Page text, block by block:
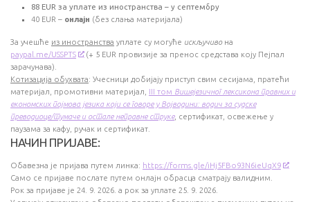
88 EUR за уплате из иностранства – у септембру
40 EUR – онлајн (без слања материјала)
За учешће из иностранства уплате су могуће искључивона
paypal.me/USSPTS
(+ 5 ЕUR провизијe за пренос средстава коју Пејпал
зарачунава).
Котизација обухвата: Учесници добијају приступ свим сесијама, пратећи
материјал, промотивни материјал, III том Вишејезичног лексикона правних и
економских појмова језика који се говоре у Војводини: водич за судске
преводиоце/тумаче и остале неправне струке, сертификат, освежење у
паузама за кафу, ручак и сертификат.
НАЧИН ПРИЈАВЕ:
Обавезна је пријава путем линка: https://forms.gle/iHj5FBo93N6ieUqX9
Само се пријаве послате путем онлајн обрасца сматрају валидним.
Рок за пријаве је 24. 9. 2026. а рок за уплате 25. 9. 2026.